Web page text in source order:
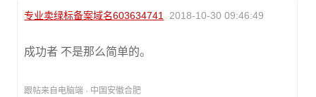
专业卖绿标备案域名603634741 2018-10-30 09:46:49
成功者 不是那么简单的。
跟帖来自电脑端 · 中国安徽合肥